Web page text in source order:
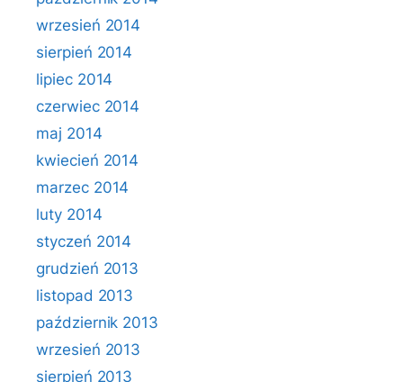
wrzesień 2014
sierpień 2014
lipiec 2014
czerwiec 2014
maj 2014
kwiecień 2014
marzec 2014
luty 2014
styczeń 2014
grudzień 2013
listopad 2013
październik 2013
wrzesień 2013
sierpień 2013